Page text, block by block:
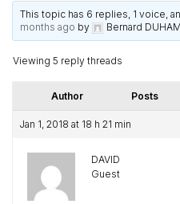
This topic has 6 replies, 1 voice,
months ago by Bernard
Viewing 5 reply threads
Author Posts
Jan 1, 2018 at 18 h 21 min
DAVID
Guest